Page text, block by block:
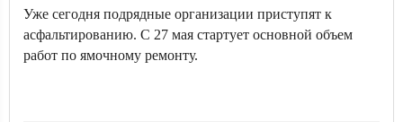
Уже сегодня подрядные организации приступят к
асфальтированию. С 27 мая стартует основной объем
работ по ямочному ремонту.